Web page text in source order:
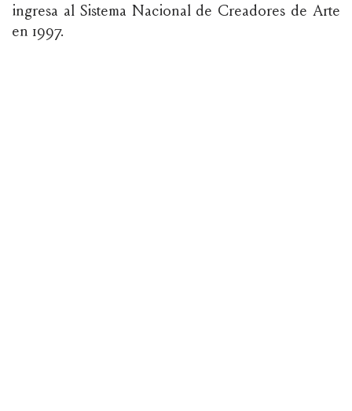
ingresa al Sistema Nacional de Creadores de Arte
en 1997.